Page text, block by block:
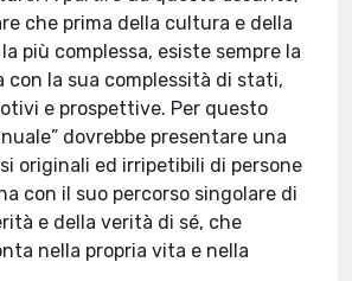
che prima della cultura e della
più complessa, esiste sempre la
con la sua complessità di stati,
e prospettive. Per questo
dovrebbe presentare una
originali ed irripetibili di persone
con il suo percorso singolare di
e della verità di sé, che
nella propria vita e nella